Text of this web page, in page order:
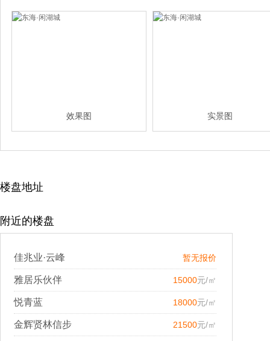
效果图 实景图
楼盘地址
附近的楼盘
佳兆业·云峰 暂无报价
雅居乐伙伴 15000元/㎡
悦青蓝 18000元/㎡
金辉贤林信步 21500元/㎡